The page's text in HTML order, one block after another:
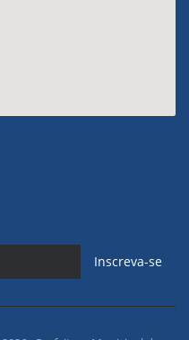
Inscreva-se